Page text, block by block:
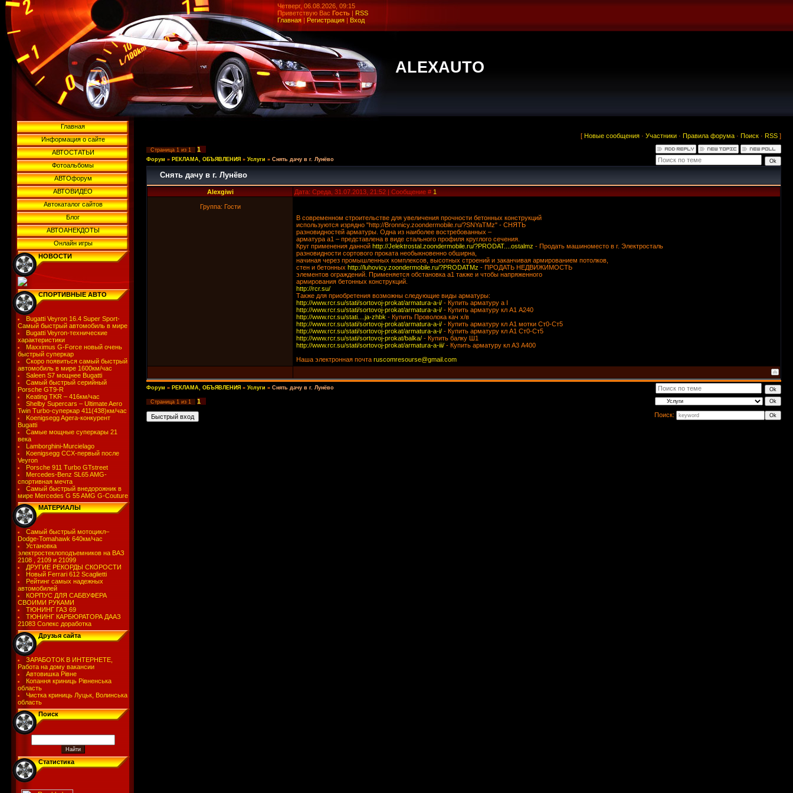
Четверг, 06.08.2026, 09:15
Приветствую Вас Гость | RSS
Главная | Регистрация | Вход
ALEXAUTO
Главная
Информация о сайте
АВТОСТАТЬИ
Фотоальбомы
АВТОфорум
АВТОВИДЕО
Автокаталог сайтов
Блог
АВТОАНЕКДОТЫ
Онлайн игры
НОВОСТИ
СПОРТИВНЫЕ АВТО
Bugatti Veyron 16.4 Super Sport-
Самый быстрый автомобиль в мире
Bugatti Veyron-технические
характеристики
Maxximus G-Force новый очень
быстрый суперкар
Скоро появиться самый быстрый
автомобиль в мире 1600км/час
Saleen S7 мощнее Bugatti
Самый быстрый серийный
Porsche GT9-R
Keating TKR – 416км/час
Shelby Supercars – Ultimate Aero
Twin Turbo-суперкар 411(438)км/час
Koenigsegg Agera-конкурент
Bugatti
Самые мощные суперкары 21
века
Lamborghini-Murcielago
Koenigsegg CCX-первый после
Veyron
Porsche 911 Turbo GTstreet
Mercedes-Benz SL65 AMG-
спортивная мечта
Самый быстрый внедорожник в
мире Mercedes G 55 AMG G-Couture
МАТЕРИАЛЫ
Самый быстрый мотоцикл–
Dodge-Tomahawk 640км/час
Установка
электростеклоподъемников на ВАЗ
2108 , 2109 и 21099
ДРУГИЕ РЕКОРДЫ СКОРОСТИ
Новый Ferrari 612 Scaglietti
Рейтинг самых надежных
автомобилей
КОРПУС ДЛЯ САБВУФЕРА
СВОИМИ РУКАМИ
ТЮНИНГ ГАЗ 69
ТЮНИНГ КАРБЮРАТОРА ДААЗ
21083 Солекс доработка
Друзья сайта
ЗАРАБОТОК В ИНТЕРНЕТЕ,
Работа на дому вакансии
Автовишка Рівне
Копання криниць Рівненська
область
Чистка криниць Луцьк, Волинська
область
Поиск
Статистика
[ Новые сообщения · Участники · Правила форума · Поиск · RSS ]
Страница 1 из 1 1
Форум » РЕКЛАМА, ОБЪЯВЛЕНИЯ » Услуги » Снять дачу в г. Лунёво
Снять дачу в г. Лунёво
Alexgiwi Дата: Среда, 31.07.2013, 21:52 | Сообщение # 1
Группа: Гости
В современном строительстве для увеличения прочности бетонных конструкций
используются изрядно "http://Bronnicy.zoondermobile.ru/?SNYaTMz" - СНЯТЬ
разновидностей арматуры. Одна из наиболее востребованных –
арматура а1 – представлена в виде стального профиля круглого сечения.
Круг применения данной http://Jelektrostal.zoondermobile.ru/?PRODAT....ostalmz - Продать машиноместо в г. Электросталь
разновидности сортового проката необыкновенно обширна,
начиная через промышленных комплексов, высотных строений и заканчивая армированием потолков,
стен и бетонных http://luhovicy.zoondermobile.ru/?PRODATMz - ПРОДАТЬ НЕДВИЖИМОСТЬ
элементов ограждений. Применяется обстановка а1 также и чтобы напряженного
армирования бетонных конструкций.
http://rcr.su/
Также для приобретения возможны следующие виды арматуры:
http://www.rcr.su/stati/sortovoj-prokat/armatura-a-i/ - Купить арматуру а I
http://www.rcr.su/stati/sortovoj-prokat/armatura-a-i/ - Купить арматуру кл А1 А240
http://www.rcr.su/stati....ja-zhbk - Купить Проволока кач х/в
http://www.rcr.su/stati/sortovoj-prokat/armatura-a-i/ - Купить арматуру кл А1 мотки Ст0-Ст5
http://www.rcr.su/stati/sortovoj-prokat/armatura-a-i/ - Купить арматуру кл А1 Ст0-Ст5
http://www.rcr.su/stati/sortovoj-prokat/balka/ - Купить балку Ш1
http://www.rcr.su/stati/sortovoj-prokat/armatura-a-iii/ - Купить арматуру кл А3 А400
Наша электронная почта ruscomresourse@gmail.com
Форум » РЕКЛАМА, ОБЪЯВЛЕНИЯ » Услуги » Снять дачу в г. Лунёво
Страница 1 из 1
1
Поиск: